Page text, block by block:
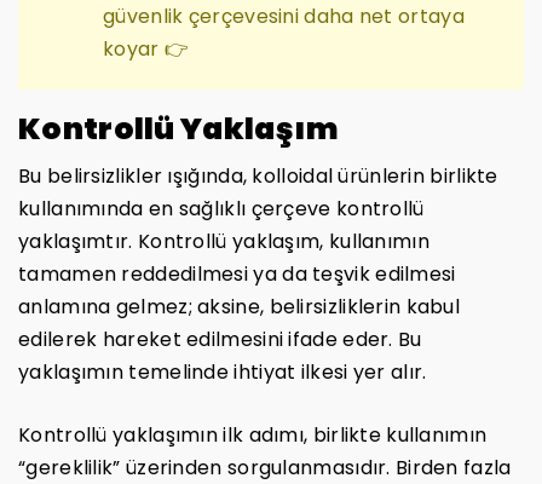
güvenlik çerçevesini daha net ortaya
koyar 👉
Kontrollü Yaklaşım
Bu belirsizlikler ışığında, kolloidal ürünlerin birlikte
kullanımında en sağlıklı çerçeve kontrollü
yaklaşımtır. Kontrollü yaklaşım, kullanımın
tamamen reddedilmesi ya da teşvik edilmesi
anlamına gelmez; aksine, belirsizliklerin kabul
edilerek hareket edilmesini ifade eder. Bu
yaklaşımın temelinde ihtiyat ilkesi yer alır.
Kontrollü yaklaşımın ilk adımı, birlikte kullanımın
“gereklilik” üzerinden sorgulanmasıdır. Birden fazla